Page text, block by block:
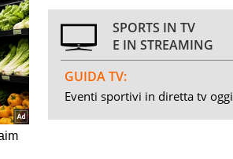
SPORTS IN TV
E IN STREAMING
GUIDA TV:
Eventi sportivi in diretta tv oggi